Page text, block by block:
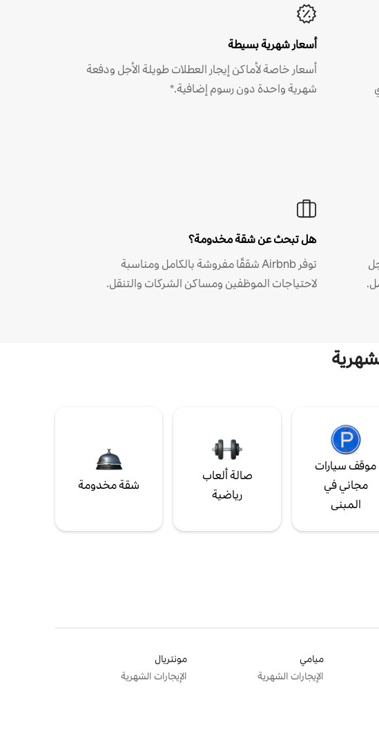
أسعار شهرية بسيطة
أسعار خاصة لأماكن إيجار العطلات طويلة الأجل ودفعة
شهرية واحدة دون رسوم إضافية.*
هل تبحث عن شقة مخدومة؟
توفر Airbnb شققًا مفروشة بالكامل ومناسبة
لاحتياجات الموظفين ومساكن الشركات والتنقل.
موقف سيارات
مجاني في
المبنى
صالة ألعاب
رياضية
شقة مخدومة
ميامي
الإيجارات الشهرية
مونتريال
الإيجارات الشهرية